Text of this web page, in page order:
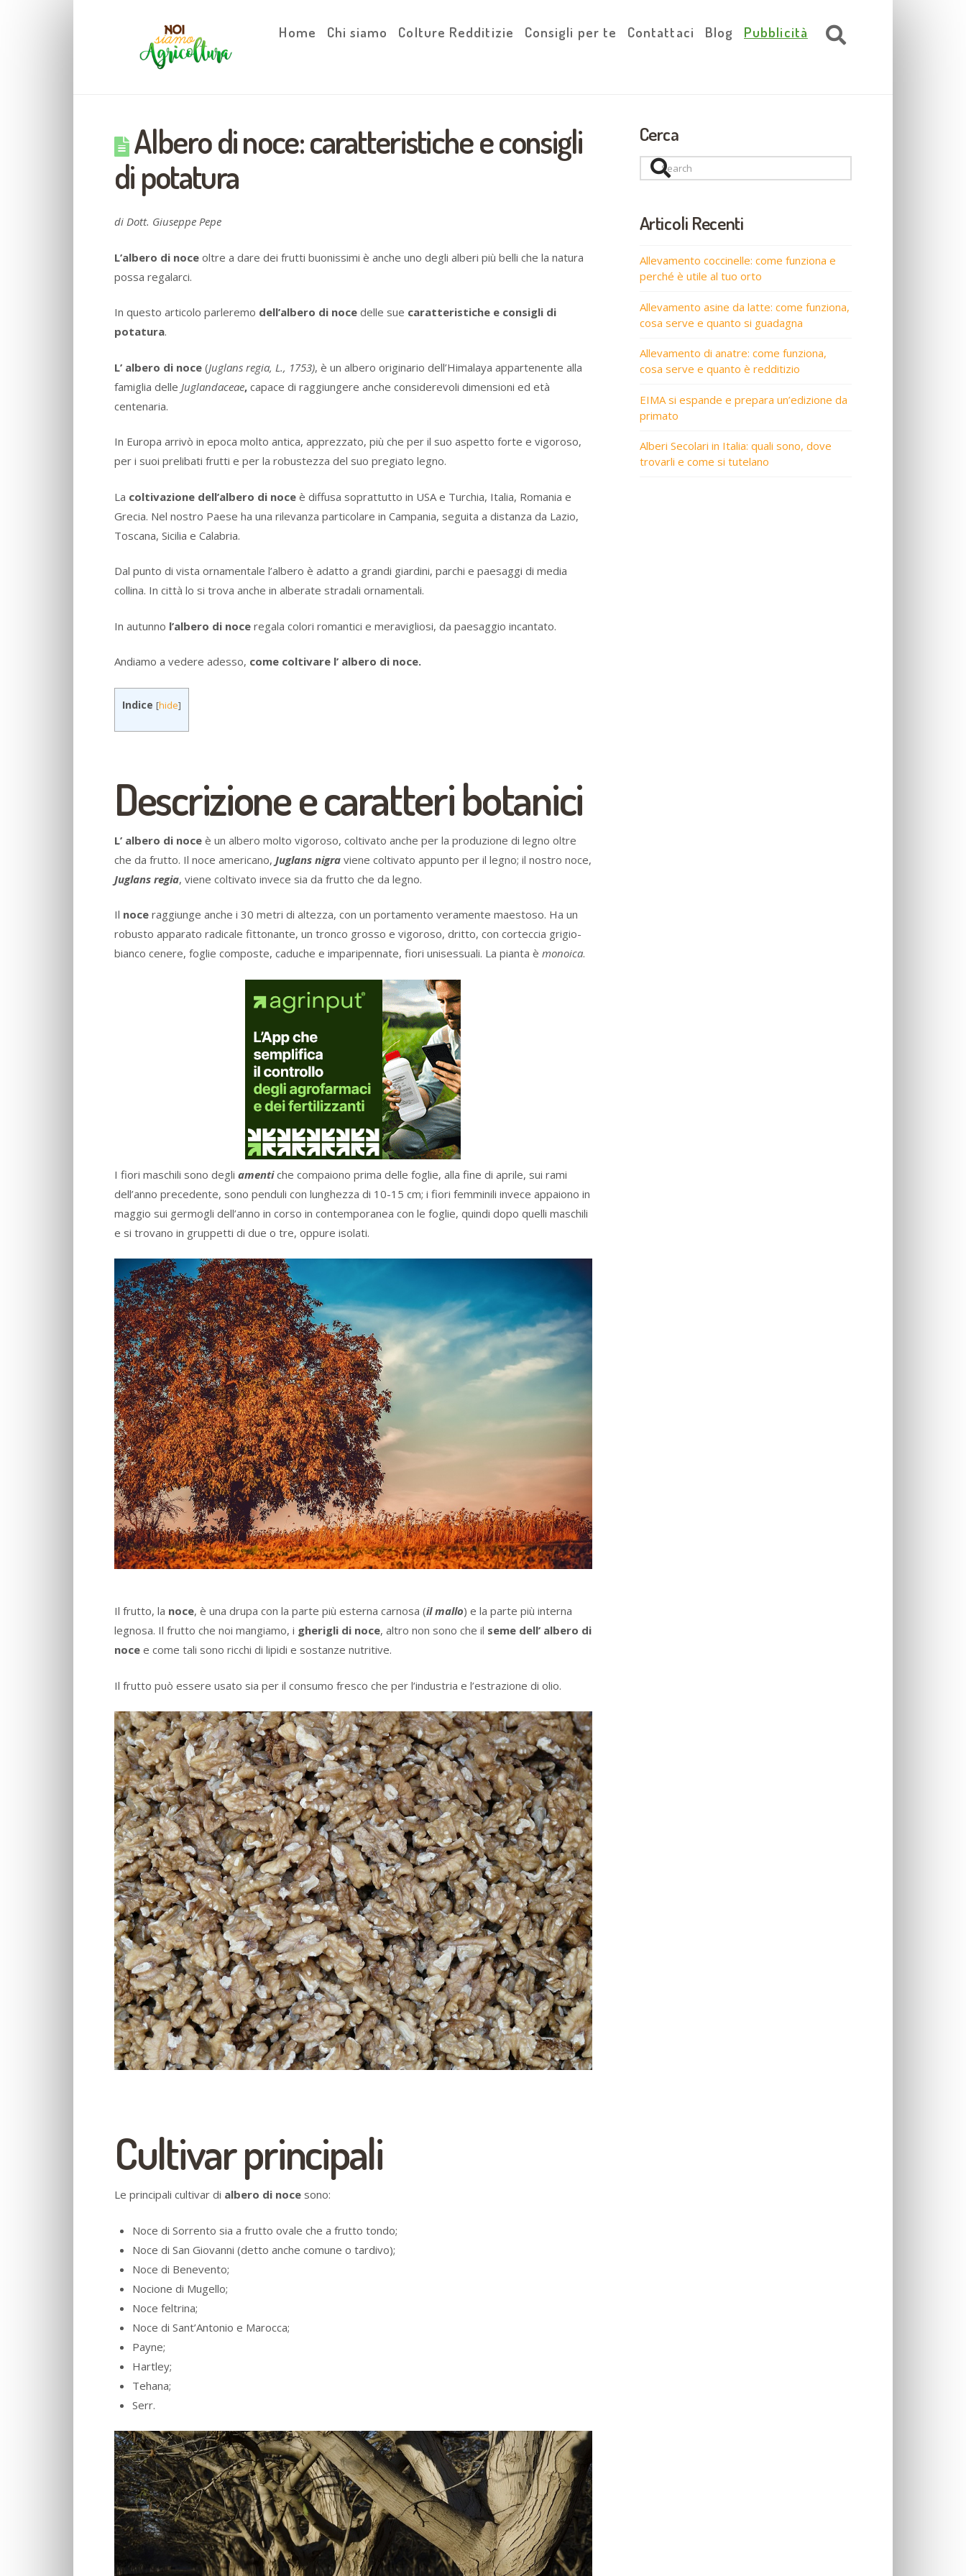
Home Chi siamo Colture Redditizie Consigli per te Contattaci Blog Pubblicità
Albero di noce: caratteristiche e consigli
di potatura
di Dott. Giuseppe Pepe
L’albero di noce oltre a dare dei frutti buonissimi è anche uno degli alberi più belli che la natura
possa regalarci.
In questo articolo parleremo dell’albero di noce delle sue caratteristiche e consigli di
potatura.
L’ albero di noce (Juglans regia, L., 1753), è un albero originario dell’Himalaya appartenente alla
famiglia delle Juglandaceae, capace di raggiungere anche considerevoli dimensioni ed età
centenaria.
In Europa arrivò in epoca molto antica, apprezzato, più che per il suo aspetto forte e vigoroso,
per i suoi prelibati frutti e per la robustezza del suo pregiato legno.
La coltivazione dell’albero di noce è diffusa soprattutto in USA e Turchia, Italia, Romania e
Grecia. Nel nostro Paese ha una rilevanza particolare in Campania, seguita a distanza da Lazio,
Toscana, Sicilia e Calabria.
Dal punto di vista ornamentale l’albero è adatto a grandi giardini, parchi e paesaggi di media
collina. In città lo si trova anche in alberate stradali ornamentali.
In autunno l’albero di noce regala colori romantici e meravigliosi, da paesaggio incantato.
Andiamo a vedere adesso, come coltivare l’ albero di noce.
Indice [hide]
Descrizione e caratteri botanici
L’ albero di noce è un albero molto vigoroso, coltivato anche per la produzione di legno oltre
che da frutto. Il noce americano, Juglans nigra viene coltivato appunto per il legno; il nostro noce,
Juglans regia, viene coltivato invece sia da frutto che da legno.
Il noce raggiunge anche i 30 metri di altezza, con un portamento veramente maestoso. Ha un
robusto apparato radicale fittonante, un tronco grosso e vigoroso, dritto, con corteccia grigio-
bianco cenere, foglie composte, caduche e imparipennate, fiori unisessuali. La pianta è monoica.
I fiori maschili sono degli amentiche compaiono prima delle foglie, alla fine di aprile, sui rami
dell’anno precedente, sono penduli con lunghezza di 10-15 cm; i fiori femminili invece appaiono in
maggio sui germogli dell’anno in corso in contemporanea con le foglie, quindi dopo quelli maschili
e si trovano in gruppetti di due o tre, oppure isolati.
Il frutto, la noce, è una drupa con la parte più esterna carnosa (il mallo) e la parte più interna
legnosa. Il frutto che noi mangiamo, i gherigli di noce, altro non sono che il seme dell’ albero di
noce e come tali sono ricchi di lipidi e sostanze nutritive.
Il frutto può essere usato sia per il consumo fresco che per l’industria e l’estrazione di olio.
Cultivar principali
Le principali cultivar di albero di noce sono:
Noce di Sorrento sia a frutto ovale che a frutto tondo;
Noce di San Giovanni (detto anche comune o tardivo);
Noce di Benevento;
Nocione di Mugello;
Noce feltrina;
Noce di Sant’Antonio e Marocca;
Payne;
Hartley;
Tehana;
Serr.
Cerca
Search
Articoli Recenti
Allevamento coccinelle: come funziona e
perché è utile al tuo orto
Allevamento asine da latte: come funziona,
cosa serve e quanto si guadagna
Allevamento di anatre: come funziona,
cosa serve e quanto è redditizio
EIMA si espande e prepara un’edizione da
primato
Alberi Secolari in Italia: quali sono, dove
trovarli e come si tutelano